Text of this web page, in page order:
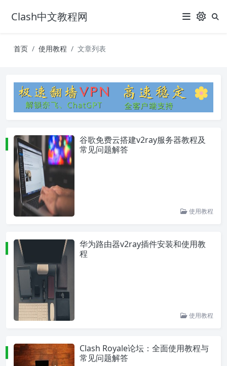
Clash中文教程网
首页 使用教程 文章列表
谷歌免费云搭建v2ray服务器教程及
常见问题解答
使用教程
华为路由器v2ray插件安装和使用教
程
使用教程
Clash Royale论坛：全面使用教程与
常见问题解答